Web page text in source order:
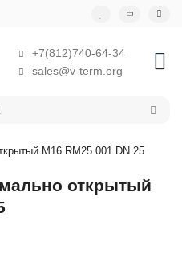
+7(812)740-64-34
sales@v-term.org
M16 RM25 001 DN 25
открытый